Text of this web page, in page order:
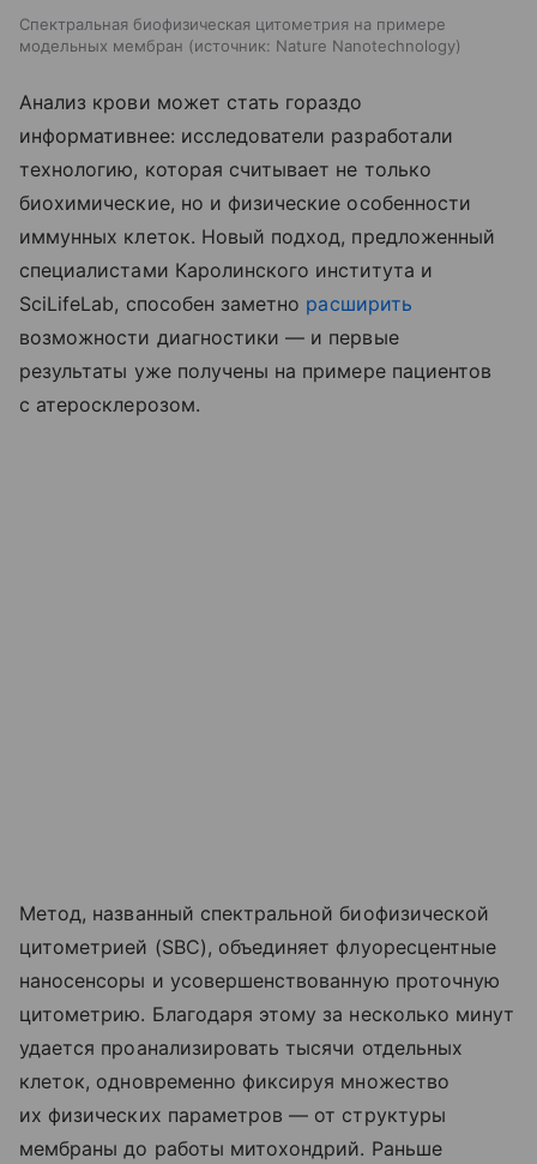
Спектральная биофизическая цитометрия на примере
модельных мембран
источник: Nature Nanotechnology
Анализ крови может стать гораздо
информативнее: исследователи разработали
технологию, которая считывает не только
биохимические, но и физические особенности
иммунных клеток. Новый подход, предложенный
специалистами Каролинского института и
SciLifeLab, способен заметно расширить
возможности диагностики — и первые
результаты уже получены на примере пациентов
с атеросклерозом.
Метод, названный спектральной биофизической
цитометрией (SBC), объединяет флуоресцентные
наносенсоры и усовершенствованную проточную
цитометрию. Благодаря этому за несколько минут
удается проанализировать тысячи отдельных
клеток, одновременно фиксируя множество
их физических параметров — от структуры
мембраны до работы митохондрий. Раньше